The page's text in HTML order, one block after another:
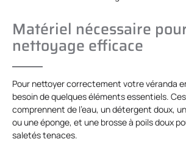
Matériel nécessaire
nettoyage efficace
Pour nettoyer correctement votre véranda
besoin de quelques éléments essentiels.
comprennent de l’eau, un détergent doux,
ou une éponge, et une brosse à poils doux
saletés tenaces.